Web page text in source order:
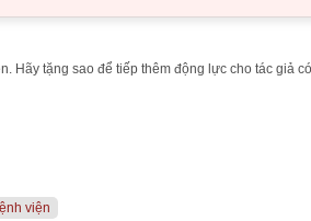
Hãy tặng sao để tiếp thêm động lực cho tác giả
viện